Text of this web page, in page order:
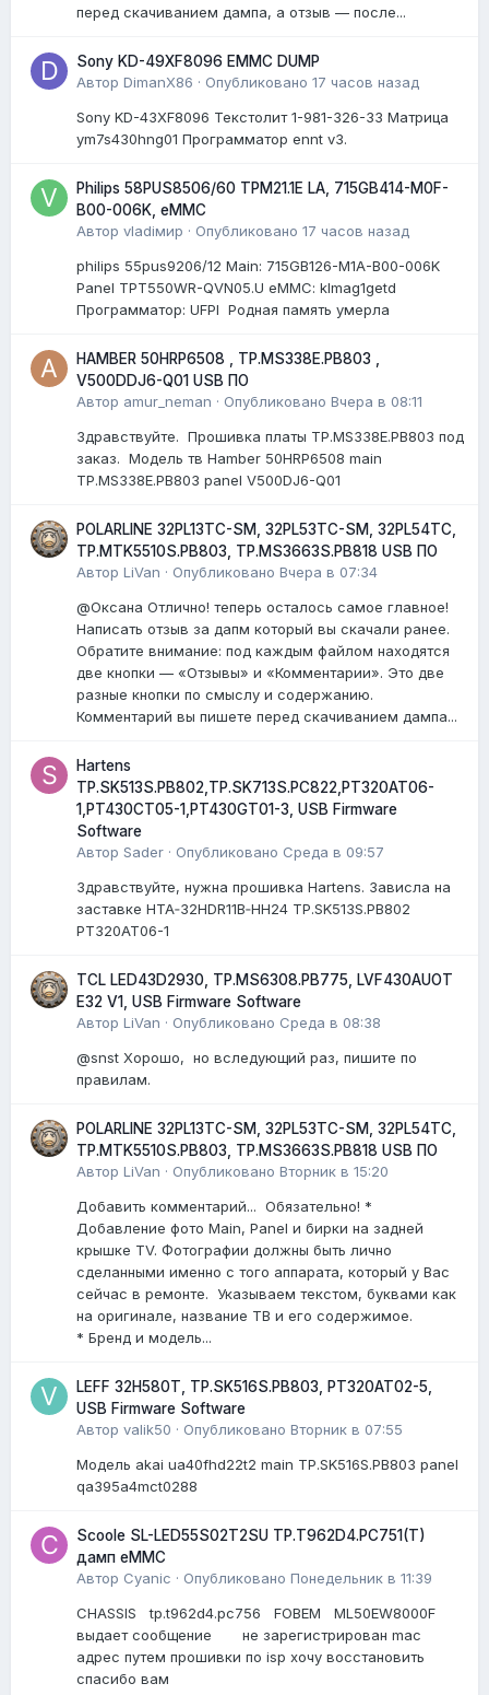
перед скачиванием дампа, а отзыв — после...
Sony KD-49XF8096 EMMC DUMP
Автор DimanX86 · Опубликовано 17 часов назад
Sony KD-43XF8096 Текстолит 1-981-326-33 Матрица
ym7s430hng01 Программатор ennt v3.
Philips 58PUS8506/60 TPM21.1E LA, 715GB414-M0F-
B00-006K, eMMC
Автор vladiмир · Опубликовано 17 часов назад
philips 55pus9206/12 Мain: 715GB126-M1A-B00-006K
Panel TPT550WR-QVN05.U eMMC: klmag1getd
Программатор: UFPI Родная память умерла
HAMBER 50HRP6508 , TP.MS338E.PB803 ,
V500DDJ6-Q01 USB ПО
Автор amur_neman · Опубликовано Вчера в 08:11
Здравствуйте. Прошивка платы TP.MS338E.PB803 под
заказ. Модель тв Hamber 50HRP6508 main
TP.MS338E.PB803 panel V500DJ6-Q01
POLARLINE 32PL13TC-SM, 32PL53TC-SM, 32PL54TC,
TP.MTK5510S.PB803, TP.MS3663S.PB818 USB ПО
Автор LiVan · Опубликовано Вчера в 07:34
@Оксана Отлично! теперь осталось самое главное!
Написать отзыв за дапм который вы скачали ранее.
Обратите внимание: под каждым файлом находятся
две кнопки — «Отзывы» и «Комментарии». Это две
разные кнопки по смыслу и содержанию.
Комментарий вы пишете перед скачиванием дампа...
Hartens
TP.SK513S.PB802,TP.SK713S.PC822,PT320AT06-
1,PT430CT05-1,PT430GT01-3, USB Firmware
Software
Автор Sader · Опубликовано Среда в 09:57
Здравствуйте, нужна прошивка Hartens. Зависла на
заставке HTA‑32HDR11B‑HH24 TP.SK513S.PB802
PT320AT06-1
TCL LED43D2930, TP.MS6308.PB775, LVF430AUOT
E32 V1, USB Firmware Software
Автор LiVan · Опубликовано Среда в 08:38
@snst Хорошо, но вследующий раз, пишите по
правилам.
POLARLINE 32PL13TC-SM, 32PL53TC-SM, 32PL54TC,
TP.MTK5510S.PB803, TP.MS3663S.PB818 USB ПО
Автор LiVan · Опубликовано Вторник в 15:20
Добавить комментарий... Обязательно! *
Добавление фото Main, Panel и бирки на задней
крышке TV. Фотографии должны быть лично
сделанными именно с того аппарата, который у Вас
сейчас в ремонте. Указываем текстом, буквами как
на оригинале, название ТВ и его содержимое.
* Бренд и модель...
LEFF 32H580T, TP.SK516S.PB803, PT320AT02-5,
USB Firmware Software
Автор valik50 · Опубликовано Вторник в 07:55
Модель akai ua40fhd22t2 main TP.SK516S.PB803 panel
qa395a4mct0288
Scoole SL-LED55S02T2SU TP.T962D4.PC751(T)
дамп eMMC
Автор Cyanic · Опубликовано Понедельник в 11:39
CHASSIS tp.t962d4.pc756 FOBEM ML50EW8000F
выдает сообщение не зарегистрирован mac
адрес путем прошивки по isp хочу восстановить
спасибо вам